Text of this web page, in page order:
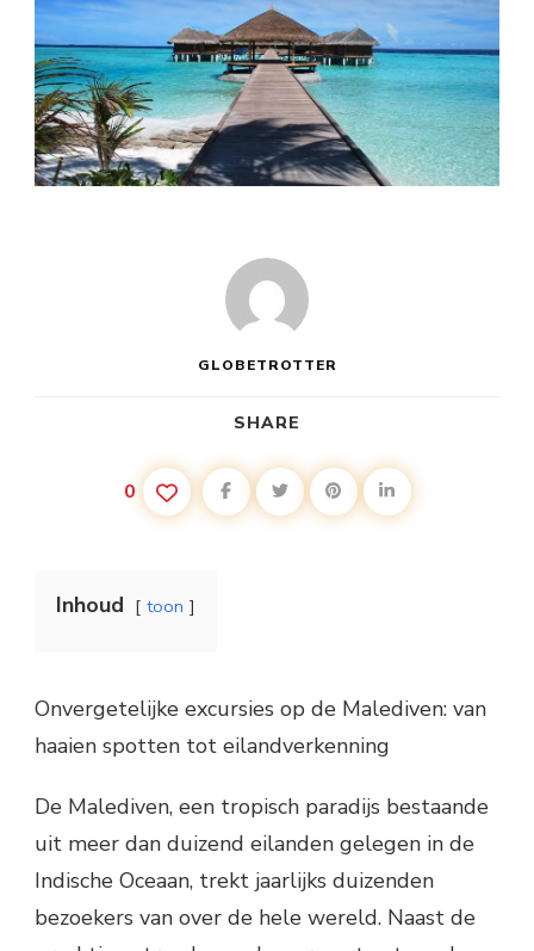
GLOBETROTTER
SHARE
0
Inhoud toon
Onvergetelijke excursies op de Malediven: van
haaien spotten tot eilandverkenning
De Malediven, een tropisch paradijs bestaande
uit meer dan duizend eilanden gelegen in de
Indische Oceaan, trekt jaarlijks duizenden
bezoekers van over de hele wereld. Naast de